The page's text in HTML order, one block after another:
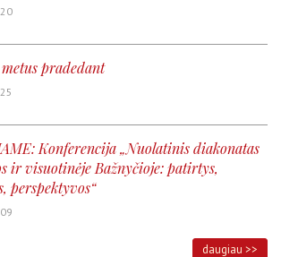
pradedant
Konferencija „Nuolatinis diakonatas
ir visuotinėje Bažnyčioje: patirtys,
perspektyvos“
daugiau >>